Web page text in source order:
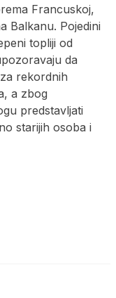
Francuskoj,
Balkanu. Pojedini
topliji od
da
rekordnih
a zbog
predstavljati
starijih osoba i